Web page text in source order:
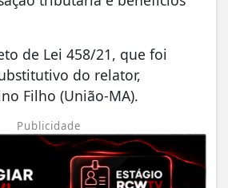
de Lei 458/21, que foi
do relator,
Filho (União-MA).
Publicidade